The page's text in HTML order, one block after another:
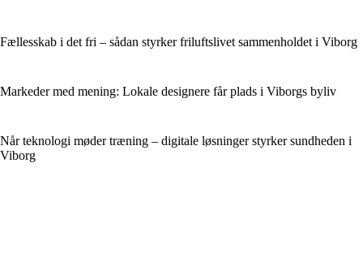
Fællesskab i det fri – sådan styrker friluftslivet sammenholdet i Viborg
Markeder med mening: Lokale designere får plads i Viborgs byliv
Når teknologi møder træning – digitale løsninger styrker sundheden i
Viborg